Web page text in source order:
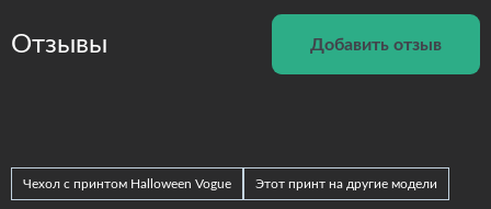
Отзывы Добавить отзыв
Чехол с принтом Halloween Vogue Этот принт на другие модели